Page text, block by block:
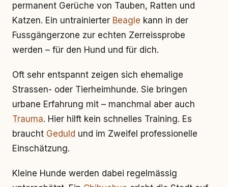
permanent Gerüche von Tauben, Ratten und
Katzen. Ein untrainierter Beagle kann in der
Fussgängerzone zur echten Zerreissprobe
werden – für den Hund und für dich.
Oft sehr entspannt zeigen sich ehemalige
Strassen- oder Tierheimhunde. Sie bringen
urbane Erfahrung mit – manchmal aber auch
Trauma. Hier hilft kein schnelles Training. Es
braucht Geduld und im Zweifel professionelle
Einschätzung.
Kleine Hunde werden dabei regelmässig